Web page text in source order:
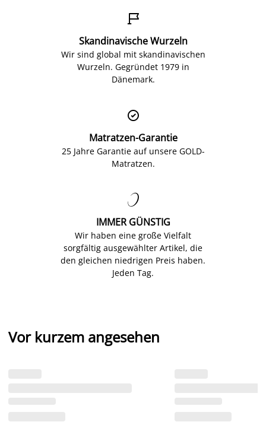

Skandinavische Wurzeln
Wir sind global mit skandinavischen
Wurzeln. Gegründet 1979 in
Dänemark.

Matratzen-Garantie
25 Jahre Garantie auf unsere GOLD-
Matratzen.

IMMER GÜNSTIG
Wir haben eine große Vielfalt
sorgfältig ausgewählter Artikel, die
den gleichen niedrigen Preis haben.
Jeden Tag.
Vor kurzem angesehen